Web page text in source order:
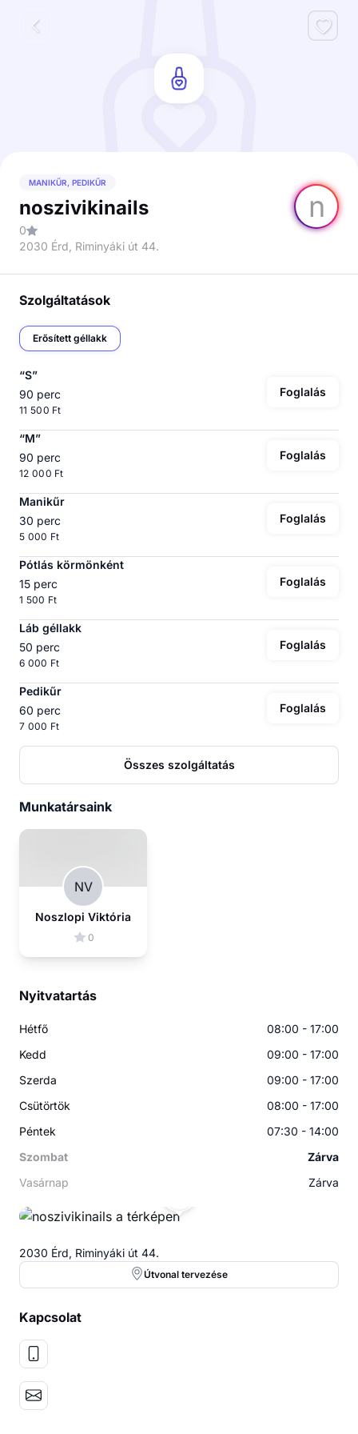
n
MANIKŰR, PEDIKŰR
noszivikinails
0
2030 Érd, Riminyáki út 44.
Szolgáltatások
Erősített géllakk
“S”
90 perc
11 500 Ft
Foglalás
“M”
90 perc
12 000 Ft
Foglalás
Manikűr
30 perc
5 000 Ft
Foglalás
Pótlás körmönként
15 perc
1 500 Ft
Foglalás
Láb géllakk
50 perc
6 000 Ft
Foglalás
Pedikűr
60 perc
7 000 Ft
Foglalás
Összes szolgáltatás
Munkatársaink
NV
Noszlopi Viktória
0
Nyitvatartás
Hétfő
08:00 - 17:00
Kedd
09:00 - 17:00
Szerda
09:00 - 17:00
Csütörtök
08:00 - 17:00
Péntek
07:30 - 14:00
Szombat
Zárva
Vasárnap
Zárva
2030 Érd, Riminyáki út 44.
Útvonal tervezése
Kapcsolat